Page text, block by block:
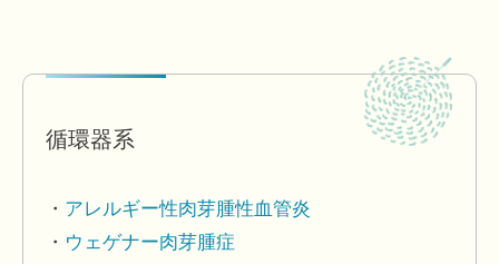
循環器系
アレルギー性肉芽腫性血管炎
ウェゲナー肉芽腫症